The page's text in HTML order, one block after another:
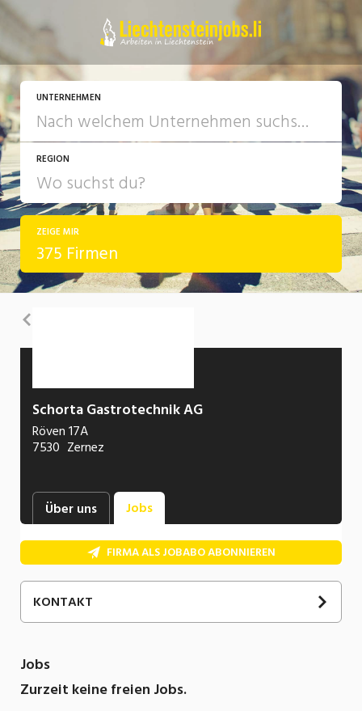
UNTERNEHMEN
REGION
ZEIGE MIR
375 Firmen
Schorta Gastrotechnik AG
Röven 17A
7530 Zernez
Über uns Jobs
FIRMA ALS JOBABO ABONNIEREN
KONTAKT
Jobs
Zurzeit keine freien Jobs.